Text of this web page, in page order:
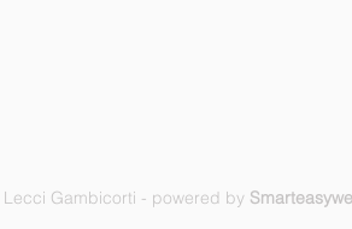
Gambicorti - powered by